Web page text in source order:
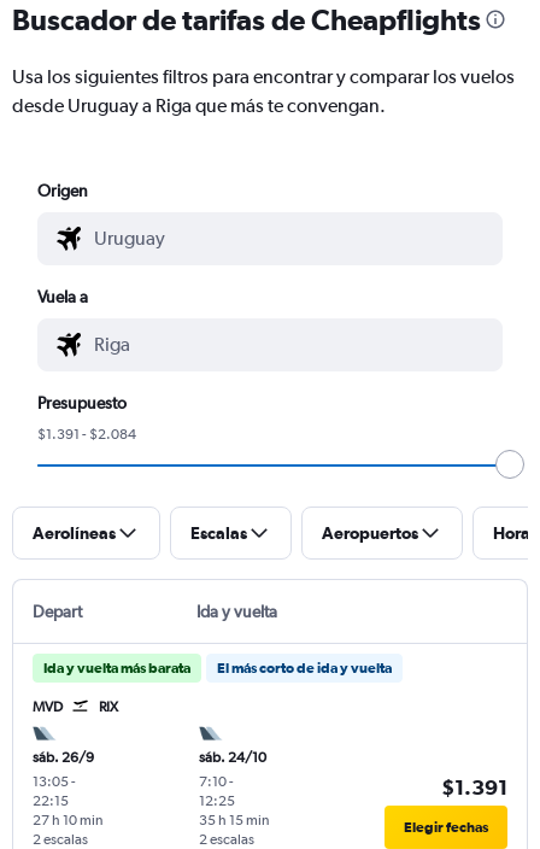
Buscador de tarifas de Cheapflights
Usa los siguientes filtros para encontrar y comparar los vuelos
desde Uruguay a Riga que más te convengan.
Origen
Vuela a
Presupuesto
$1.391 - $2.084
Aerolíneas Escalas Aeropuertos
Depart Ida y vuelta
Ida y vuelta más barata El más corto de ida y vuelta
MVD RIX
sáb. 26/9
13:05-
22:15
2 escalas
27 h 10 min
sáb. 24/10
7:10-
12:25
2 escalas
35 h 15 min
$1.391
Elegir fechas